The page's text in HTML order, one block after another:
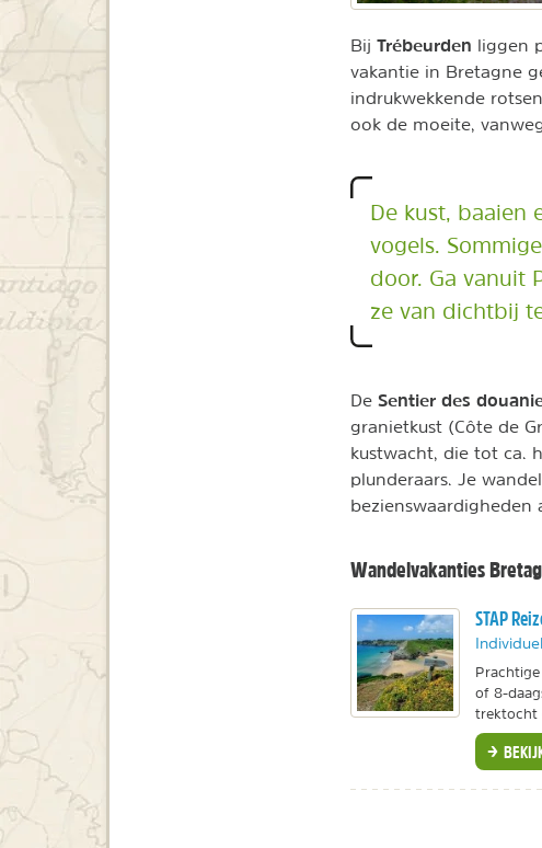
Bij Trébeurden liggen
vakantie in Bretagne
indrukwekkende
ook de moeite,
De kust, baaien
vogels.
door. Ga vanuit
ze van dichtbij
De Sentier des
granietkust (Côte de
kustwacht, die tot ca.
plunderaars. Je
bezienswaardigheden
Wandelvakanties
STAP
of 8-
trektocht